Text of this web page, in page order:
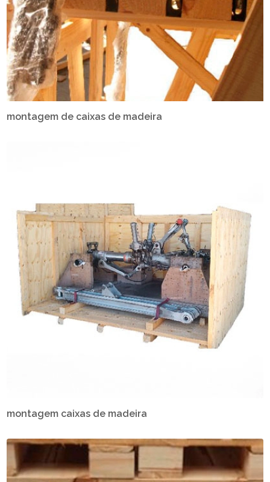
montagem de caixas de madeira
montagem caixas de madeira